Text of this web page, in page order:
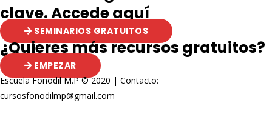
clave. Accede aquí
SEMINARIOS GRATUITOS
¿Quieres más recursos gratuitos?
EMPEZAR
Escuela Fonodil M.P © 2020 | Contacto:
cursosfonodilmp@gmail.com